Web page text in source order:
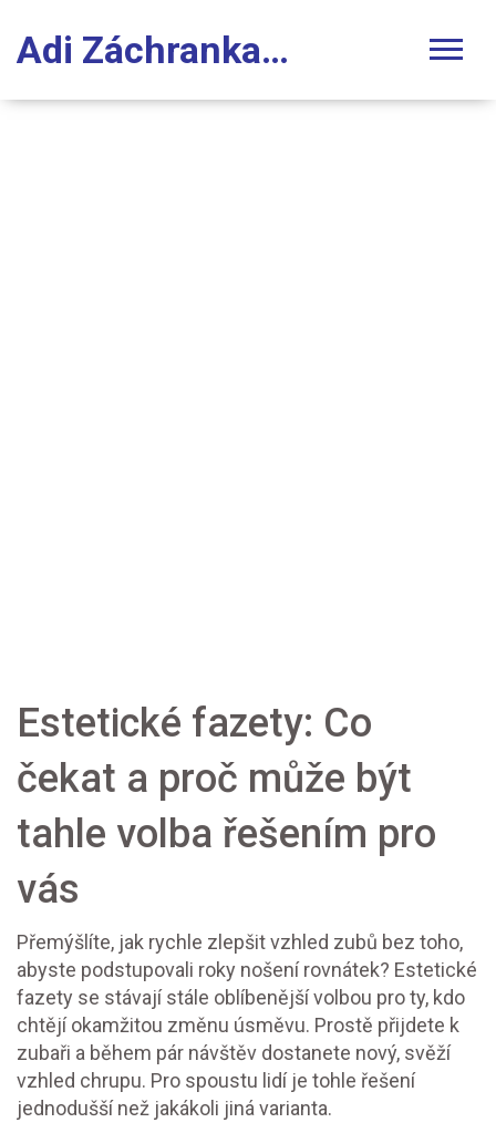
Adi Záchranka Stomatologie
Estetické fazety: Co
čekat a proč může být
tahle volba řešením pro
vás
Přemýšlíte, jak rychle zlepšit vzhled zubů bez toho,
abyste podstupovali roky nošení rovnátek? Estetické
fazety se stávají stále oblíbenější volbou pro ty, kdo
chtějí okamžitou změnu úsměvu. Prostě přijdete k
zubaři a během pár návštěv dostanete nový, svěží
vzhled chrupu. Pro spoustu lidí je tohle řešení
jednodušší než jakákoli jiná varianta.